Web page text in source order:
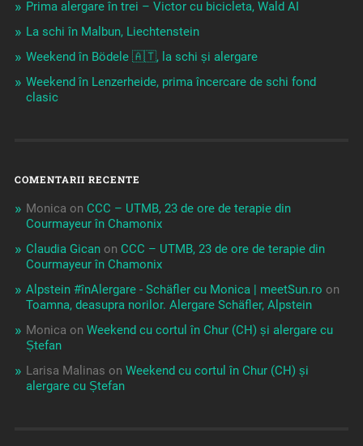
Prima alergare în trei – Victor cu bicicleta, Wald AI
La schi în Malbun, Liechtenstein
Weekend în Bödele 🇦🇹, la schi și alergare
Weekend în Lenzerheide, prima încercare de schi fond
clasic
COMENTARII RECENTE
Monica on CCC – UTMB, 23 de ore de terapie din
Courmayeur în Chamonix
Claudia Gicanon CCC – UTMB, 23 de ore de terapie din
Courmayeur în Chamonix
Alpstein #înAlergare - Schäfler cu Monica | meetSun.ro on
Toamna, deasupra norilor. Alergare Schäfler, Alpstein
Monica on Weekend cu cortul în Chur (CH) și alergare cu
Ștefan
Larisa Malinas on Weekend cu cortul în Chur (CH) și
alergare cu Ștefan